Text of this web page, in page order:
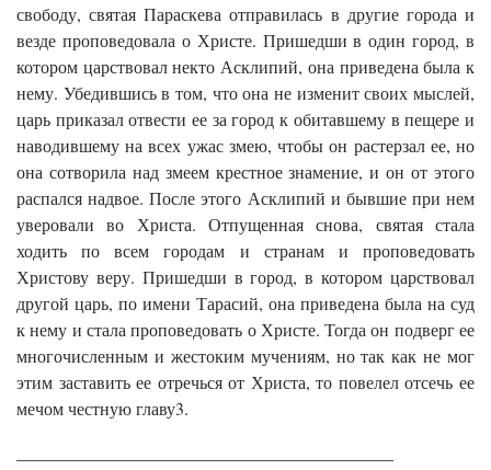
свободу, святая Параскева отправилась в другие города и
везде проповедовала о Христе. Пришедши в один город, в
котором царствовал некто Асклипий, она приведена была к
нему. Убедившись в том, что она не изменит своих мыслей,
царь приказал отвести ее за город к обитавшему в пещере и
наводившему на всех ужас змею, чтобы он растерзал ее, но
она сотворила над змеем крестное знамение, и он от этого
распался надвое. После этого Асклипий и бывшие при нем
уверовали во Христа. Отпущенная снова, святая стала
ходить по всем городам и странам и проповедовать
Христову веру. Пришедши в город, в котором царствовал
другой царь, по имени Тарасий, она приведена была на суд
к нему и стала проповедовать о Христе. Тогда он подверг ее
многочисленным и жестоким мучениям, но так как не мог
этим заставить ее отречься от Христа, то повелел отсечь ее
мечом честную главу3.